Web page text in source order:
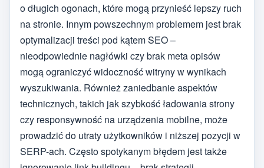
o długich ogonach, które mogą przynieść lepszy ruch
na stronie. Innym powszechnym problemem jest brak
optymalizacji treści pod kątem SEO –
nieodpowiednie nagłówki czy brak meta opisów
mogą ograniczyć widoczność witryny w wynikach
wyszukiwania. Również zaniedbanie aspektów
technicznych, takich jak szybkość ładowania strony
czy responsywność na urządzenia mobilne, może
prowadzić do utraty użytkowników i niższej pozycji w
SERP-ach. Często spotykanym błędem jest także